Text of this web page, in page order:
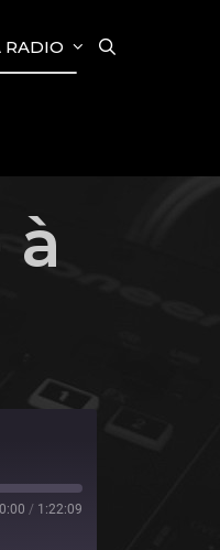
RADIO
/ 1:22:09